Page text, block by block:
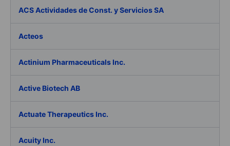
ACS Actividades de Const. y Servicios SA
Acteos
Actinium Pharmaceuticals Inc.
Active Biotech AB
Actuate Therapeutics Inc.
Acuity Inc.